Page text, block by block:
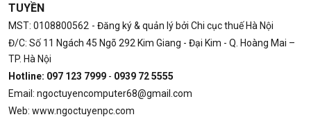
TUYỀN
MST: 0108800562 - Đăng ký & quản lý bởi Chi cục thuế Hà Nội
Đ/C: Số 11 Ngách 45 Ngõ 292 Kim Giang - Đại Kim - Q. Hoàng Mai –
TP. Hà Nội
Hotline: 097 123 7999 - 0939 72 5555
Email: ngoctuyencomputer68@gmail.com
Web: www.ngoctuyenpc.com